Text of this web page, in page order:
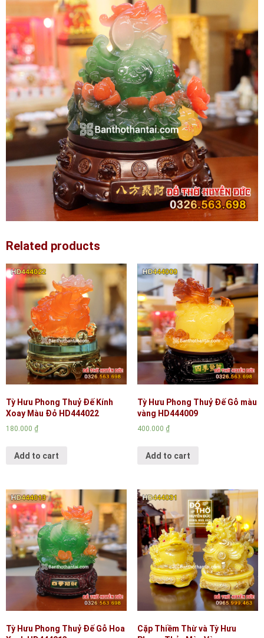
Related products
Tỳ Hưu Phong Thuỷ Đế Kính
Xoay Màu Đỏ HD444022
180.000 ₫
Add to cart
Tỳ Hưu Phong Thuỷ Đế Gỗ màu
vàng HD444009
400.000 ₫
Add to cart
Tỳ Hưu Phong Thuỷ Đế Gỗ Hoa
Cặp Thiềm Thừ và Tỳ Hưu